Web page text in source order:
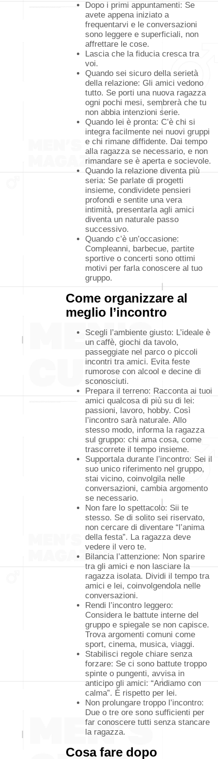
Dopo i primi appuntamenti: Se
avete appena iniziato a
frequentarvi e le conversazioni
sono leggere e superficiali, non
affrettare le cose.
Lascia che la fiducia cresca tra
voi.
Quando sei sicuro della serietà
della relazione: Gli amici vedono
tutto. Se porti una nuova ragazza
ogni pochi mesi, sembrerà che tu
non abbia intenzioni serie.
Quando lei è pronta: C’è chi si
integra facilmente nei nuovi gruppi
e chi rimane diffidente. Dai tempo
alla ragazza se necessario, e non
rimandare se è aperta e socievole.
Quando la relazione diventa più
seria: Se parlate di progetti
insieme, condividete pensieri
profondi e sentite una vera
intimità, presentarla agli amici
diventa un naturale passo
successivo.
Quando c’è un’occasione:
Compleanni, barbecue, partite
sportive o concerti sono ottimi
motivi per farla conoscere al tuo
gruppo.
Come organizzare al
meglio l’incontro
Scegli l’ambiente giusto: L’ideale è
un caffè, giochi da tavolo,
passeggiate nel parco o piccoli
incontri tra amici. Evita feste
rumorose con alcool e decine di
sconosciuti.
Prepara il terreno: Racconta ai tuoi
amici qualcosa di più su di lei:
passioni, lavoro, hobby. Così
l’incontro sarà naturale. Allo
stesso modo, informa la ragazza
sul gruppo: chi ama cosa, come
trascorrete il tempo insieme.
Supportala durante l’incontro: Sei il
suo unico riferimento nel gruppo,
stai vicino, coinvolgila nelle
conversazioni, cambia argomento
se necessario.
Non fare lo spettacolo: Sii te
stesso. Se di solito sei riservato,
non cercare di diventare “l’anima
della festa”. La ragazza deve
vedere il vero te.
Bilancia l’attenzione: Non sparire
tra gli amici e non lasciare la
ragazza isolata. Dividi il tempo tra
amici e lei, coinvolgendola nelle
conversazioni.
Rendi l’incontro leggero:
Considera le battute interne del
gruppo e spiegale se non capisce.
Trova argomenti comuni come
sport, cinema, musica, viaggi.
Stabilisci regole chiare senza
forzare: Se ci sono battute troppo
spinte o pungenti, avvisa in
anticipo gli amici: “Andiamo con
calma”. È rispetto per lei.
Non prolungare troppo l’incontro:
Due o tre ore sono sufficienti per
far conoscere tutti senza stancare
la ragazza.
Cosa fare dopo